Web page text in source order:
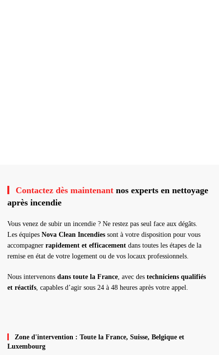
Contactez dès maintenant nos experts en nettoyage
après incendie
Vous venez de subir un incendie ? Ne restez pas seul face aux dégâts.
Les équipes Nova Clean Incendies sont à votre disposition pour vous
accompagner rapidement et efficacement dans toutes les étapes de la
remise en état de votre logement ou de vos locaux professionnels.
Nous intervenons dans toute la France , avec des techniciens qualifiés
et réactifs , capables d’agir sous 24 à 48 heures après votre appel.
Zone d'intervention : Toute la France, Suisse, Belgique et
Luxembourg